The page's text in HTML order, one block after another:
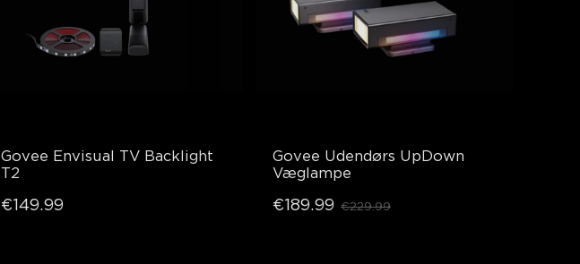
Govee Envisual TV Backlight
T2
€149.99
Govee Udendørs UpDown
Væglampe
€189.99 €229.99